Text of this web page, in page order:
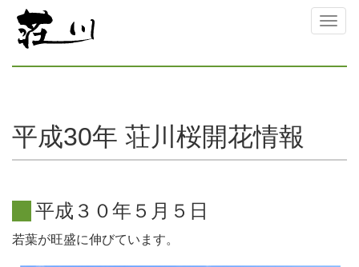
平成30年 荘川桜開花情報
平成 ３ ０年 ５ 月 ５ 日
若葉が旺盛に伸びています。